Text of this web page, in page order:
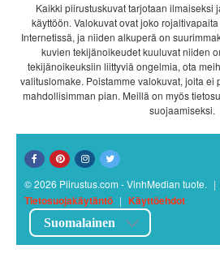
Kaikki piirustuskuvat tarjotaan ilmaiseksi
käyttöön. Valokuvat ovat joko
Internetissä, ja niiden alkuperä on
kuvien tekijänoikeudet kuuluvat niiden
tekijänoikeuksiin liittyviä ongelmia, ota
valituslomake. Poistamme valokuvat, joita ei
mahdollisimman pian. Meillä on myös
suojaamiseksi.
© 2026 Piirustus.com - VinhMedian tuote. |
Tietosuojakäytäntö | Käyttöehdot
Suomalainen